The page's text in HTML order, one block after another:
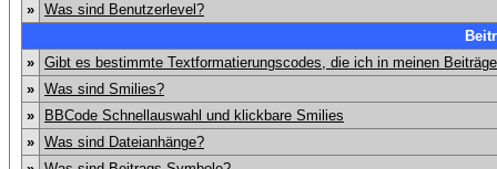
» Was sind Benutzerlevel?
» Gibt es bestimmte Textformatierungscodes, die ich in meinen
» Was sind Smilies?
»
BBCode Schnellauswahl und klickbare Smilies
» Was sind Dateianhänge?